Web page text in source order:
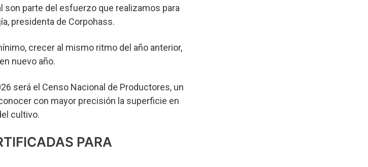
parte del esfuerzo que realizamos para
presidenta de Corpohass.
crecer al mismo ritmo del año anterior,
nuevo año.
será el Censo Nacional de Productores, un
con mayor precisión la superficie en
cultivo.
PARA